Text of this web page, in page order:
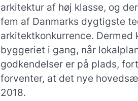
arkitektur af høj klasse, og
fem af Danmarks dygtigste
arkitektkonkurrence.
byggeriet i gang, når
godkendelser er på plads,
forventer, at det nye
2018.